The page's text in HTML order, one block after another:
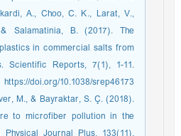
A., Choo, C. K., Larat, V.,
Salamatinia, B. (2017). The
in commercial salts from
Scientific Reports, 7(1), 1-11.
https://doi.org/10.1038/srep46173
M., & Bayraktar, S. Ç. (2018).
to microfiber pollution in the